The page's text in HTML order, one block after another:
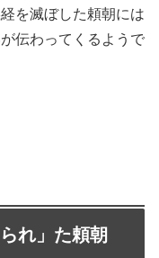
を滅ぼした頼朝には
伝わってくるようで
れ」た頼朝